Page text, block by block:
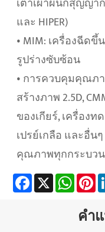
และ HIPER)
• MIM: เครื่องฉีด
รูปร่างซับซ้อน
• การควบคุมคุณภ
สร้างภาพ 2.5D,
ของเกียร์, เครื่อง
เปรย์เกลือ และอื่
คุณภาพทุกกระบว
Facebook
X
คำ